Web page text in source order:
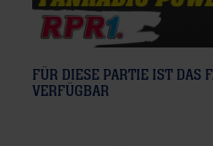
FÜR DIESE PARTIE IST DAS
VERFÜGBAR